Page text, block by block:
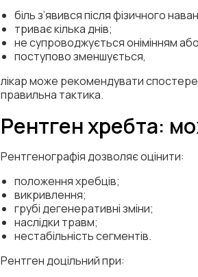
біль з’явився після фізичного
триває кілька днів;
не супроводжується онімінням
поступово зменшується,
лікар може рекомендувати
правильна тактика.
Рентген хребта:
Рентгенографія дозволяє оцінити:
положення хребців;
викривлення;
грубі дегенеративні зміни;
наслідки травм;
нестабільність сегментів.
Рентген доцільний при: